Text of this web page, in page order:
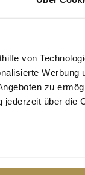
von
Werbung
zu
jederzeit über die